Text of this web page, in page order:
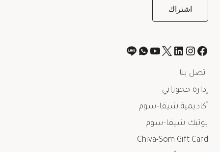
اتصل بنا
إدارة حجوزاتي
أكاديمية شيفا-سوم
بوتيك شيفا-سوم
Chiva-Som Gift Card